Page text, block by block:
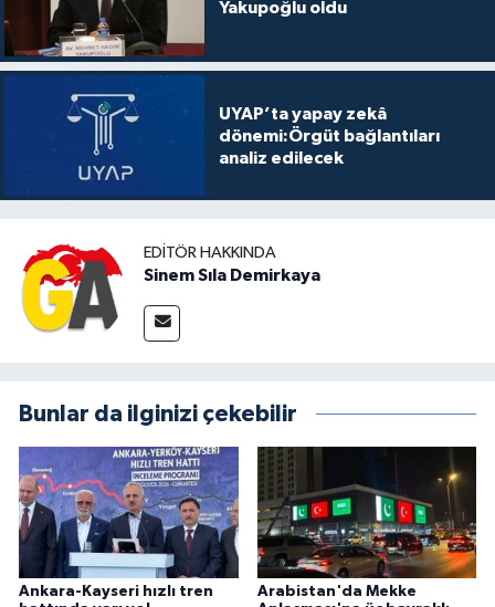
Yakupoğlu oldu
UYAP’ta yapay zekâ
dönemi:Örgüt bağlantıları
analiz edilecek
EDITÖR HAKKINDA
Sinem Sıla Demirkaya
Bunlar da ilginizi çekebilir
Ankara-Kayseri hızlı tren
Arabistan'da Mekke